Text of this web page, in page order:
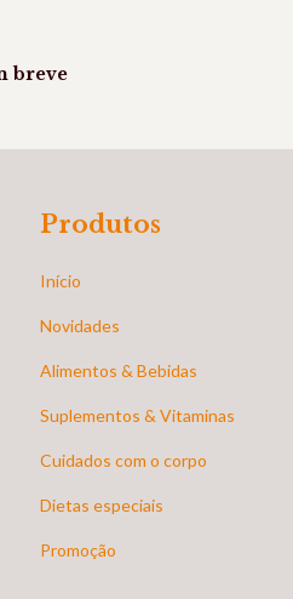
breve
Produtos
Início
Novidades
Alimentos & Bebidas
Suplementos & Vitaminas
Cuidados com o corpo
Dietas especiais
Promoção